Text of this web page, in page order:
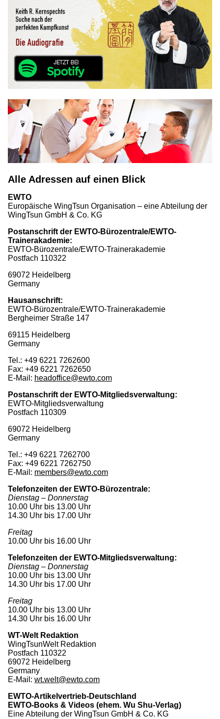
Alle Adressen auf einen Blick
EWTO
Europäische WingTsun Organisation – eine Abteilung der
WingTsun GmbH & Co. KG
Postanschrift der EWTO-Bürozentrale/EWTO-
Trainerakademie:
EWTO-Bürozentrale/EWTO-Trainerakademie
Postfach 110322
69072 Heidelberg
Germany
Hausanschrift:
EWTO-Bürozentrale/EWTO-Trainerakademie
Bergheimer Straße 147
69115 Heidelberg
Germany
Tel.: +49 6221 7262600
Fax: +49 6221 7262650
E-Mail: headoffice@ewto.com
Postanschrift der EWTO-Mitgliedsverwaltung:
EWTO-Mitgliedsverwaltung
Postfach 110309
69072 Heidelberg
Germany
Tel.: +49 6221 7262700
Fax: +49 6221 7262750
E-Mail: members@ewto.com
Telefonzeiten der EWTO-Bürozentrale:
Dienstag – Donnerstag
10.00 Uhr bis 13.00 Uhr
14.30 Uhr bis 17.00 Uhr
Freitag
10.00 Uhr bis 16.00 Uhr
Telefonzeiten der EWTO-Mitgliedsverwaltung:
Dienstag – Donnerstag
10.00 Uhr bis 13.00 Uhr
14.30 Uhr bis 17.00 Uhr
Freitag
10.00 Uhr bis 13.00 Uhr
14.30 Uhr bis 16.00 Uhr
WT-Welt Redaktion
WingTsunWelt Redaktion
Postfach 110322
69072 Heidelberg
Germany
E-Mail: wt.welt@ewto.com
EWTO-Artikelvertrieb-Deutschland
EWTO-Books & Videos (ehem. Wu Shu-Verlag)
Eine Abteilung der WingTsun GmbH & Co. KG